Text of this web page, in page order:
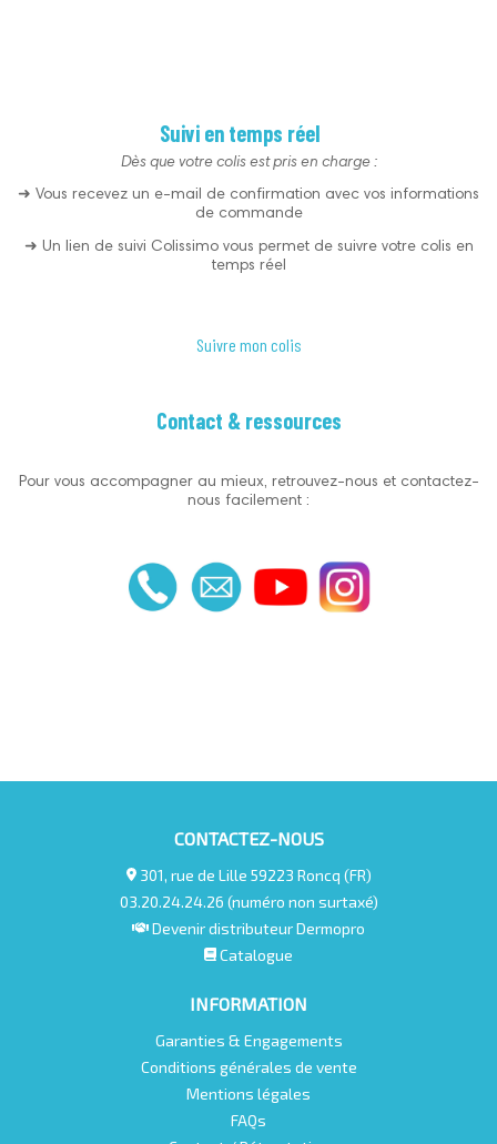
Suivi en temps réel
Dès que votre colis est pris en charge :
➜ Vous recevez un e-mail de confirmation avec vos informations
de commande
➜ Un lien de suivi Colissimo vous permet de suivre votre colis en
temps réel
Suivre mon colis
Contact & ressources
Pour vous accompagner au mieux, retrouvez-nous et contactez-
nous facilement :
CONTACTEZ-NOUS
301, rue de Lille 59223 Roncq (FR)
03.20.24.24.26 (numéro non surtaxé)
Devenir distributeur Dermopro
Catalogue
INFORMATION
Garanties & Engagements
Conditions générales de vente
Mentions légales
FAQs